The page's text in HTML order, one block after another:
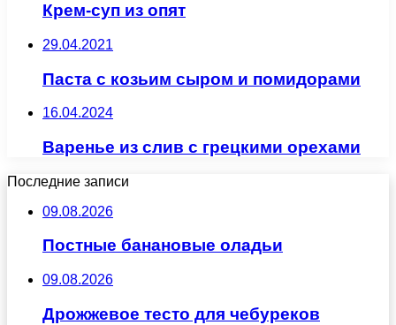
Крем-суп из опят
29.04.2021
Паста с козьим сыром и помидорами
16.04.2024
Варенье из слив с грецкими орехами
Последние записи
09.08.2026
Постные банановые оладьи
09.08.2026
Дрожжевое тесто для чебуреков